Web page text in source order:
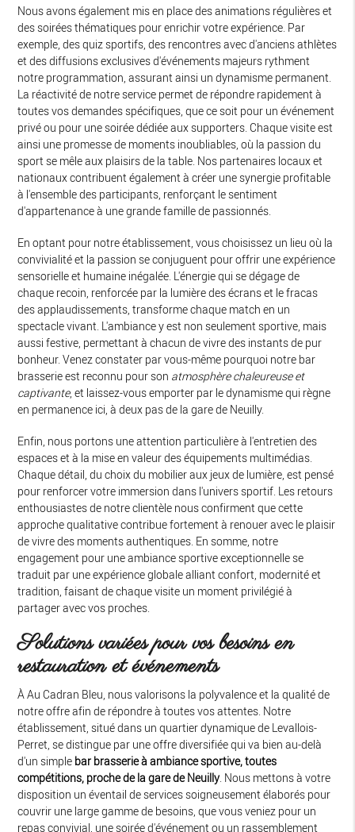
Nous avons également mis en place des animations régulières et
des soirées thématiques pour enrichir votre expérience. Par
exemple, des quiz sportifs, des rencontres avec d'anciens athlètes
et des diffusions exclusives d'événements majeurs rythment
notre programmation, assurant ainsi un dynamisme permanent.
La réactivité de notre service permet de répondre rapidement à
toutes vos demandes spécifiques, que ce soit pour un événement
privé ou pour une soirée dédiée aux supporters. Chaque visite est
ainsi une promesse de moments inoubliables, où la passion du
sport se mêle aux plaisirs de la table. Nos partenaires locaux et
nationaux contribuent également à créer une synergie profitable
à l'ensemble des participants, renforçant le sentiment
d'appartenance à une grande famille de passionnés.
En optant pour notre établissement, vous choisissez un lieu où la
convivialité et la passion se conjuguent pour offrir une expérience
sensorielle et humaine inégalée. L'énergie qui se dégage de
chaque recoin, renforcée par la lumière des écrans et le fracas
des applaudissements, transforme chaque match en un
spectacle vivant. L'ambiance y est non seulement sportive, mais
aussi festive, permettant à chacun de vivre des instants de pur
bonheur. Venez constater par vous-même pourquoi notre bar
brasserie est reconnu pour son atmosphère chaleureuse et
captivante, et laissez-vous emporter par le dynamisme qui règne
en permanence ici, à deux pas de la gare de Neuilly.
Enfin, nous portons une attention particulière à l'entretien des
espaces et à la mise en valeur des équipements multimédias.
Chaque détail, du choix du mobilier aux jeux de lumière, est pensé
pour renforcer votre immersion dans l'univers sportif. Les retours
enthousiastes de notre clientèle nous confirment que cette
approche qualitative contribue fortement à renouer avec le plaisir
de vivre des moments authentiques. En somme, notre
engagement pour une ambiance sportive exceptionnelle se
traduit par une expérience globale alliant confort, modernité et
tradition, faisant de chaque visite un moment privilégié à
partager avec vos proches.
Solutions variées pour vos besoins en
restauration et événements
À Au Cadran Bleu, nous valorisons la polyvalence et la qualité de
notre offre afin de répondre à toutes vos attentes. Notre
établissement, situé dans un quartier dynamique de Levallois-
Perret, se distingue par une offre diversifiée qui va bien au-delà
d'un simple bar brasserie à ambiance sportive, toutes
compétitions, proche de la gare de Neuilly. Nous mettons à votre
disposition un éventail de services soigneusement élaborés pour
couvrir une large gamme de besoins, que vous veniez pour un
repas convivial, une soirée d'événement ou un rassemblement